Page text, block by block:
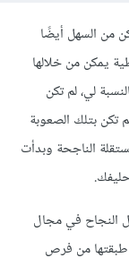
من السهل أيضًا
يمكن من خلالها
لي، لم تكن
تكن بتلك الصعوبة
الناجحة وبدأت
النجاح في مجال
طبقتها من فرص